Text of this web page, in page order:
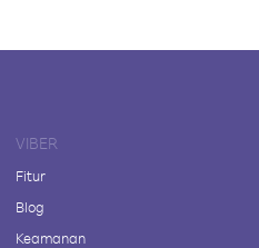
VIBER
Fitur
Blog
Keamanan